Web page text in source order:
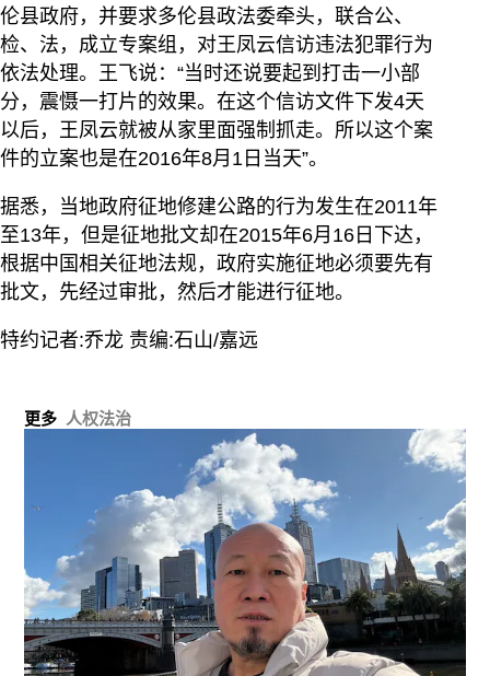
伦县政府，并要求多伦县政法委牵头，联合公、
检、法，成立专案组，对王凤云信访违法犯罪行为
依法处理。王飞说：“当时还说要起到打击一小部
分，震慑一打片的效果。在这个信访文件下发4天
以后，王凤云就被从家里面强制抓走。所以这个案
件的立案也是在2016年8月1日当天”。
据悉，当地政府征地修建公路的行为发生在2011年
至13年，但是征地批文却在2015年6月16日下达，
根据中国相关征地法规，政府实施征地必须要先有
批文，先经过审批，然后才能进行征地。
特约记者:乔龙 责编:石山/嘉远
更多 人权法治